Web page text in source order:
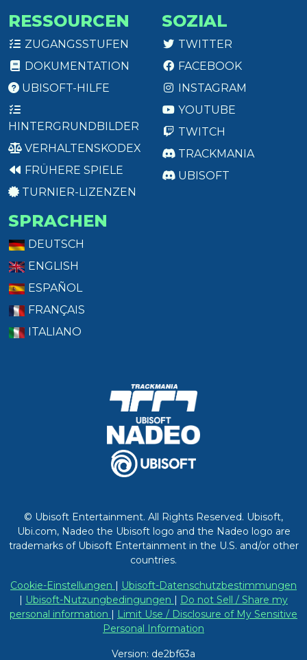
RESSOURCEN
ZUGANGSSTUFEN
DOKUMENTATION
UBISOFT-HILFE
HINTERGRUNDBILDER
VERHALTENSKODEX
FRÜHERE SPIELE
TURNIER-LIZENZEN
SOZIAL
TWITTER
FACEBOOK
INSTAGRAM
YOUTUBE
TWITCH
TRACKMANIA
UBISOFT
SPRACHEN
DEUTSCH
ENGLISH
ESPAÑOL
FRANÇAIS
ITALIANO
© Ubisoft Entertainment. All Rights Reserved. Ubisoft,
Ubi.com, Nadeo the Ubisoft logo and the Nadeo logo are
trademarks of Ubisoft Entertainment in the U.S. and/or other
countries.
Cookie-Einstellungen
Ubisoft-Datenschutzbestimmungen
Ubisoft-Nutzungbedingungen
Do not Sell / Share my
personal information
Limit Use / Disclosure of My Sensitive
Personal Information
Version: de2bf63a